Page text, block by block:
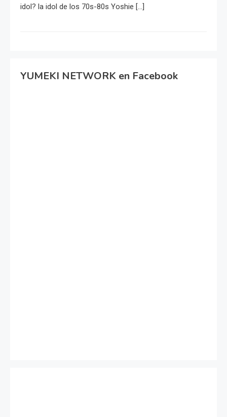
idol? la idol de los 70s-80s Yoshie […]
YUMEKI NETWORK en Facebook